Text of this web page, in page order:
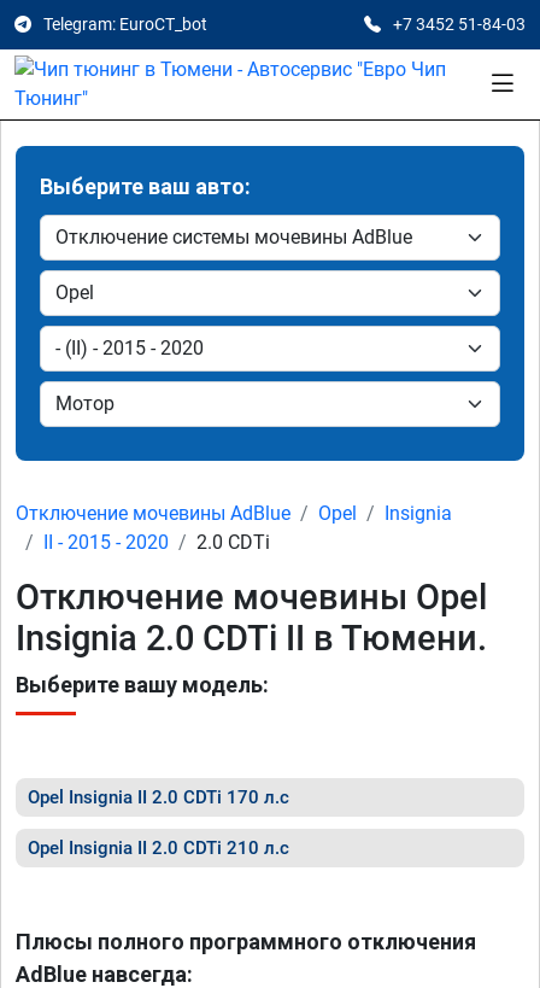
Telegram: EuroCT_bot +7 3452 51-84-03
Выберите ваш авто:
Отключение мочевины AdBlue Opel
Insignia
II - 2015 - 2020
2.0 CDTi
Отключение мочевины Opel
Insignia 2.0 CDTi II в Тюмени.
Выберите вашу модель:
Opel Insignia II 2.0 CDTi 170 л.с
Opel Insignia II 2.0 CDTi 210 л.с
Плюсы полного программного отключения
AdBlue навсегда: